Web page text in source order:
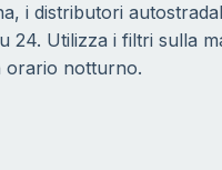
i distributori
24. Utilizza i filtri sulla
orario notturno.